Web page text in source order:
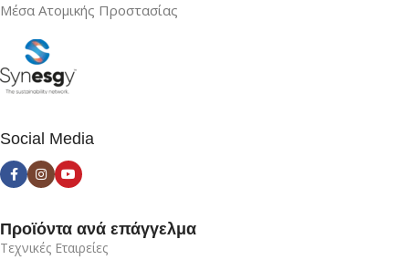
Μέσα Ατομικής Προστασίας
Social Media
Προϊόντα ανά επάγγελμα
Τεχνικές Εταιρείες